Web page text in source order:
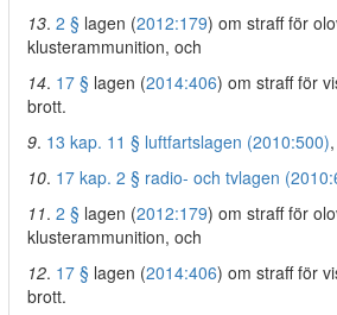
13. 2 § lagen (2012:179) om straff för
klusterammunition, och
14. 17 § lagen (2014:406) om straff för
brott.
9. 13 kap. 11 § luftfartslagen (2010:500),
10. 17 kap. 2 § radio- och tvlagen
11. 2 § lagen (2012:179) om straff för
klusterammunition, och
12. 17 § lagen (2014:406) om straff för
brott.